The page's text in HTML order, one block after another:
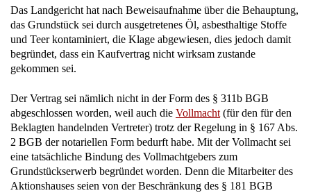
Das Landgericht hat nach Beweisaufnahme über die Behauptung,
das Grundstück sei durch ausgetretenes Öl, asbesthaltige Stoffe
und Teer kontaminiert, die Klage abgewiesen, dies jedoch damit
begründet, dass ein Kaufvertrag nicht wirksam zustande
gekommen sei.
Der Vertrag sei nämlich nicht in der Form des § 311b BGB
abgeschlossen worden, weil auch die Vollmacht(für den für den
Beklagten handelnden Vertreter) trotz der Regelung in § 167 Abs.
2 BGB der notariellen Form bedurft habe. Mit der Vollmacht sei
eine tatsächliche Bindung des Vollmachtgebers zum
Grundstückserwerb begründet worden. Denn die Mitarbeiter des
Aktionshauses seien von der Beschränkung des § 181 BGB